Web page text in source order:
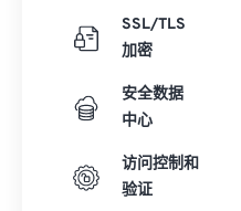
SSL/TLS
加密
安全数据
中心
访问控制和
验证